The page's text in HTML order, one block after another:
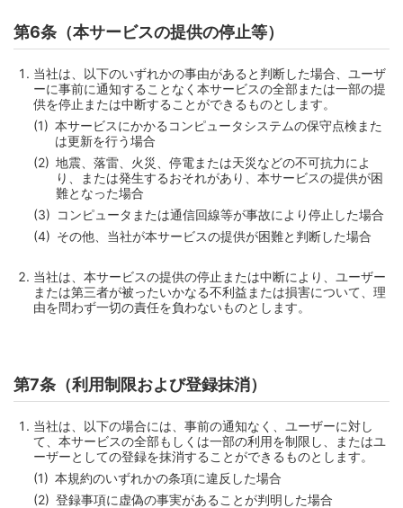
第6条（本サービスの提供の停止等）
当社は、以下のいずれかの事由があると判断した場合、ユーザ
ーに事前に通知することなく本サービスの全部または一部の提
供を停止または中断することができるものとします。
本サービスにかかるコンピュータシステムの保守点検また
は更新を行う場合
地震、落雷、火災、停電または天災などの不可抗力によ
り、または発生するおそれがあり、本サービスの提供が困
難となった場合
コンピュータまたは通信回線等が事故により停止した場合
その他、当社が本サービスの提供が困難と判断した場合
当社は、本サービスの提供の停止または中断により、ユーザー
または第三者が被ったいかなる不利益または損害について、理
由を問わず一切の責任を負わないものとします。
第7条（利用制限および登録抹消）
当社は、以下の場合には、事前の通知なく、ユーザーに対し
て、本サービスの全部もしくは一部の利用を制限し、またはユ
ーザーとしての登録を抹消することができるものとします。
本規約のいずれかの条項に違反した場合
登録事項に虚偽の事実があることが判明した場合